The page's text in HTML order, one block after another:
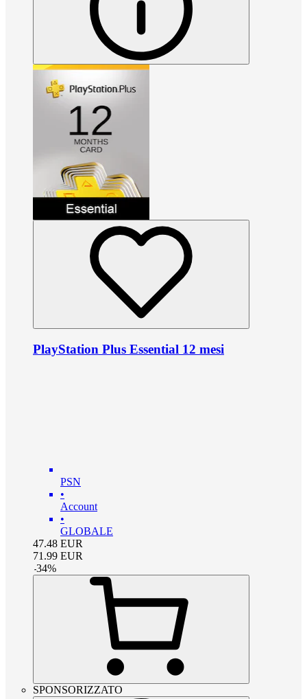
PlayStation Plus Essential 12 mesi
PSN
•
Account
•
GLOBALE
47.48 EUR
71.99 EUR
-34%
SPONSORIZZATO